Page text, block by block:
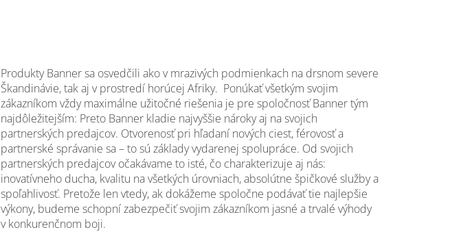
Produkty Banner sa osvedčili ako v mrazivých podmienkach na drsnom severe
Škandinávie, tak aj v prostredí horúcej Afriky. Ponúkať všetkým svojim
zákazníkom vždy maximálne užitočné riešenia je pre spoločnosť Banner tým
najdôležitejším: Preto Banner kladie najvyššie nároky aj na svojich
partnerských predajcov. Otvorenosť pri hľadaní nových ciest, férovosť a
partnerské správanie sa – to sú základy vydarenej spolupráce. Od svojich
partnerských predajcov očakávame to isté, čo charakterizuje aj nás:
inovatívneho ducha, kvalitu na všetkých úrovniach, absolútne špičkové služby a
spoľahlivosť. Pretože len vtedy, ak dokážeme spoločne podávať tie najlepšie
výkony, budeme schopní zabezpečiť svojim zákazníkom jasné a trvalé výhody
v konkurenčnom boji.